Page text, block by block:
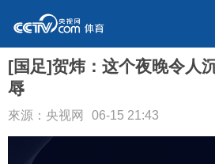
[国足]贺炜：这个夜晚令人
辱
來源：央视网 06-15 21:43